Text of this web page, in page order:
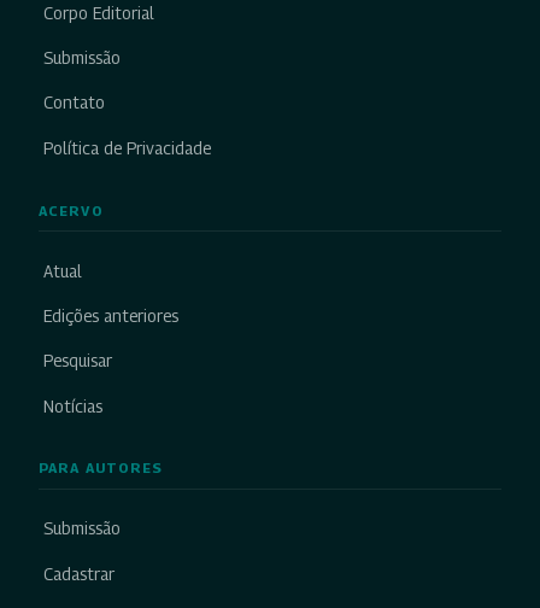
Corpo Editorial
Submissão
Contato
Política de Privacidade
ACERVO
Atual
Edições anteriores
Pesquisar
Notícias
PARA AUTORES
Submissão
Cadastrar